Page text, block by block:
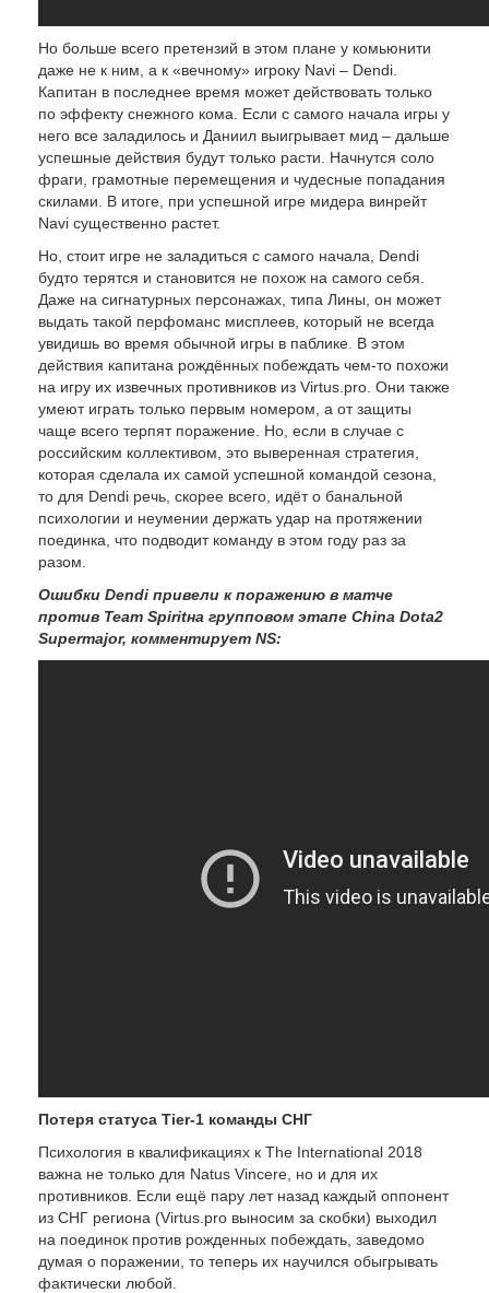
Но больше всего претензий в этом плане у комьюнити
даже не к ним, а к «вечному» игроку Navi – Dendi.
Капитан в последнее время может действовать только
по эффекту снежного кома. Если с самого начала игры у
него все заладилось и Даниил выигрывает мид – дальше
успешные действия будут только расти. Начнутся соло
фраги, грамотные перемещения и чудесные попадания
скилами. В итоге, при успешной игре мидера винрейт
Navi существенно растет.
Но, стоит игре не заладиться с самого начала, Dendi
будто терятся и становится не похож на самого себя.
Даже на сигнатурных персонажах, типа Лины, он может
выдать такой перфоманс мисплеев, который не всегда
увидишь во время обычной игры в паблике. В этом
действия капитана рождённых побеждать чем-то похожи
на игру их извечных противников из Virtus.pro. Они также
умеют играть только первым номером, а от защиты
чаще всего терпят поражение. Но, если в случае с
российским коллективом, это выверенная стратегия,
которая сделала их самой успешной командой сезона,
то для Dendi речь, скорее всего, идёт о банальной
психологии и неумении держать удар на протяжении
поединка, что подводит команду в этом году раз за
разом.
Ошибки Dendi привели к поражению в матче
против Team Spiritна групповом этапе China Dota2
Supermajor, комментирует NS:
Потеря статуса Tier-1 команды СНГ
Психология в квалификациях к The International 2018
важна не только для Natus Vincere, но и для их
противников. Если ещё пару лет назад каждый оппонент
из СНГ региона (Virtus.pro выносим за скобки) выходил
на поединок против рожденных побеждать, заведомо
думая о поражении, то теперь их научился обыгрывать
фактически любой.